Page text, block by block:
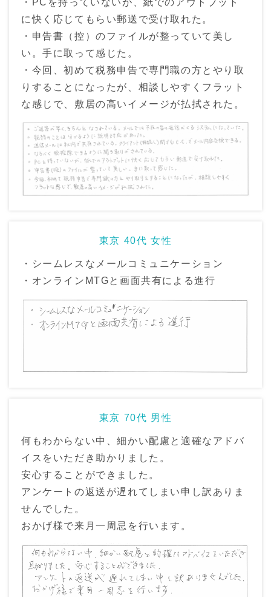
に快く応じてもらい郵送で受け取れた。
・申告書（控）のファイルが整っていて美し
い。手に取って感じた。
・今回、初めて税務申告で専門職の方とやり取
りすることになったが、相談しやすくフラット
な感じで、敷居の高いイメージが払拭された。
東京 40代 女性
・シームレスなメールコミュニケーション
・オンラインMTGと画面共有による進行
東京 70代 男性
何もわからない中、細かい配慮と適確なアドバ
イスをいただき助かりました。
安心することができました。
アンケートの返送が遅れてしまい申し訳ありま
せんでした。
おかげ様で来月一周忌を行います。